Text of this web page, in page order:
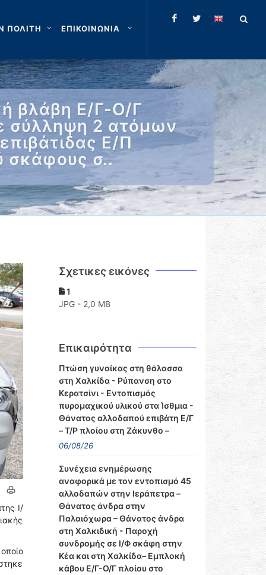
ΠΟΛΙΤΗ ΕΠΙΚΟΙΝΩΝΙΑ
βλάβη Ε/Γ-Ο/Γ
σύλληψη 2 ατόμων
Ε/Π
σκάφους σ..
Ι/
Σχετικες εικόνες
1
JPG - 2,0 MB
Επικαιρότητα
Πτώση γυναίκας στη θάλασσα
στη Χαλκίδα - Ρύπανση στο
Κερατσίνι - Εντοπισμός
πυρομαχικού υλικού στα Ίσθμια -
Θάνατος αλλοδαπού επιβάτη Ε/Γ
– Τ/Ρ πλοίου στη Ζάκυνθο –
06/08/26
Συνέχεια ενημέρωσης
αναφορικά με τον εντοπισμό 45
αλλοδαπών στην Ιεράπετρα –
Θάνατος άνδρα στην
Παλαιόχωρα – Θάνατος άνδρα
στη Χαλκιδική - Παροχή
συνδρομής σε Ι/Φ σκάφη στην
Κέα και στη Χαλκίδα– Εμπλοκή
κάβου Ε/Γ-Ο/Γ πλοίου στο